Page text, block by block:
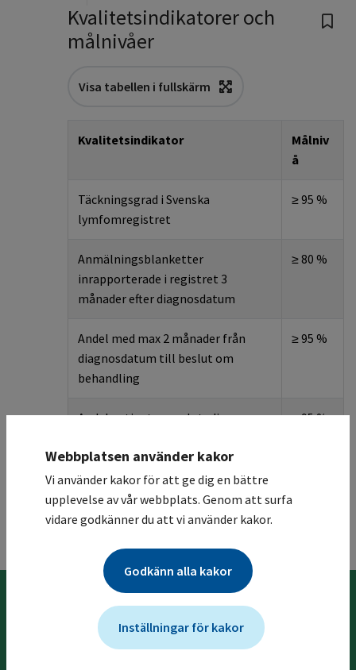
Kvalitetsindikatorer och
målnivåer
Visa tabellen i fullskärm
Kvalitetsindikator
Målniv
å
Täckningsgrad i Svenska
lymfomregistret
≥ 95 %
Anmälningsblanketter
inrapporterade i registret 3
månader efter diagnosdatum
≥ 80 %
Andel med max 2 månader från
diagnosdatum till beslut om
behandling
≥ 95 %
Andel patienter med stadium
fungoides
≥ 95 %
Till toppen
Föregående kapitel
21 Kvalitetsregister
Webbplatsen använder kakor
Vi använder kakor för att ge dig en bättre
upplevelse av vår webbplats. Genom att surfa
vidare godkänner du att vi använder kakor.
Godkänn alla kakor
Inställningar för kakor